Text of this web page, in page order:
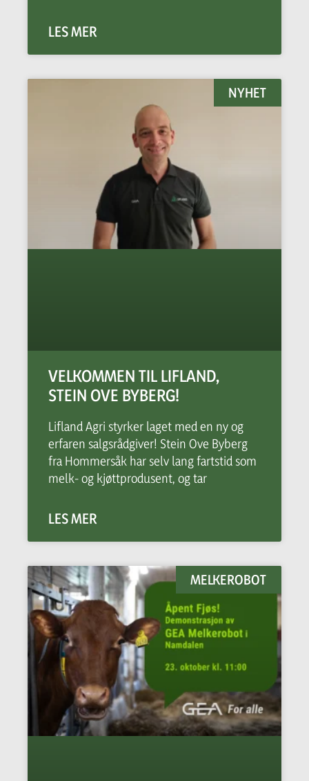
LES MER
NYHET
VELKOMMEN TIL LIFLAND,
STEIN OVE BYBERG!
Lifland Agri styrker laget med en ny og
erfaren salgsrådgiver! Stein Ove Byberg
fra Hommersåk har selv lang fartstid som
melk- og kjøttprodusent, og tar
LES MER
MELKEROBOT